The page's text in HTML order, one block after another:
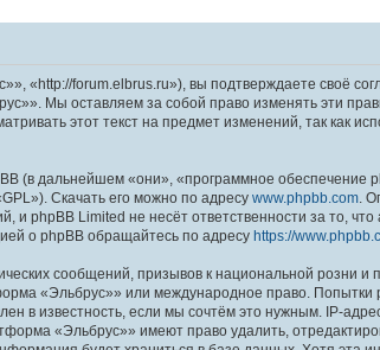
forum.elbrus.ru»), вы подтверждаете своё
Мы оставляем за собой право изменять эти
этот текст на предмет изменений, так как
(в дальнейшем «они», «программное обеспечение
Скачать его можно по адресу www.phpbb.com.
и phpBB Limited не несёт ответственности за то,
о phpBB обращайтесь по адресу https://
сообщений, призывов к национальной розни и
«Эльбрус»» или международное право.
в известность, если мы сочтём это нужным. IP-
«Эльбрус»» имеют право удалить,